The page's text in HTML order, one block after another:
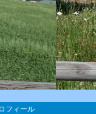
フィール